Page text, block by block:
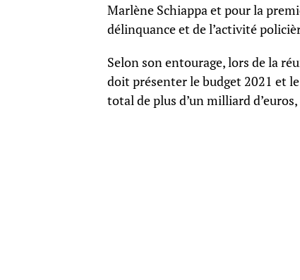
Marlène Schiappa et pour la
délinquance et de l’activité
Selon son entourage, lors de la
doit présenter le budget 2021 et
total de plus d’un milliard